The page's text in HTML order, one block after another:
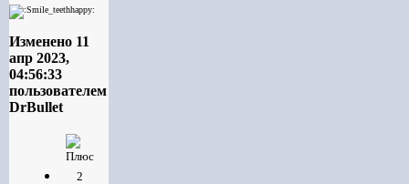
Изменено 11
апр 2023,
04:56:33
пользователем
DrBullet
2